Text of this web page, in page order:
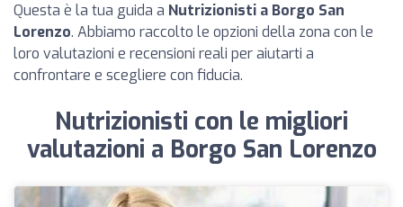
Questa è la tua guida a Nutrizionisti a Borgo San
Lorenzo. Abbiamo raccolto le opzioni della zona con le
loro valutazioni e recensioni reali per aiutarti a
confrontare e scegliere con fiducia.
Nutrizionisti con le migliori
valutazioni a Borgo San Lorenzo